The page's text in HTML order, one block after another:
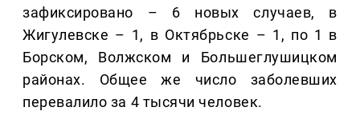
зафиксировано – 6 новых случаев, в
Жигулевске – 1, в Октябрьске – 1, по 1 в
Борском, Волжском и Большеглушицком
районах. Общее же число заболевших
перевалило за 4 тысячи человек.